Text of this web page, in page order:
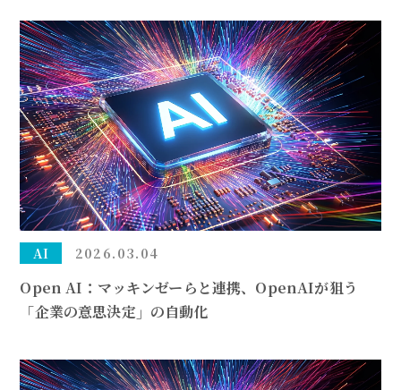
AI 2026.03.04
Open AI：マッキンゼーらと連携、OpenAIが狙う
「企業の意思決定」の自動化